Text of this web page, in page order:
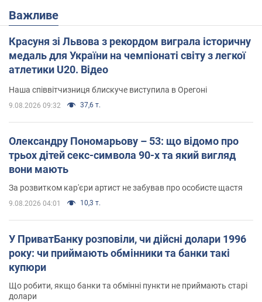
Важливе
Красуня зі Львова з рекордом виграла історичну
медаль для України на чемпіонаті світу з легкої
атлетики U20. Відео
Наша співвітчизниця блискуче виступила в Орегоні
9.08.2026 09:32 37,6 т.
Олександру Пономарьову – 53: що відомо про
трьох дітей секс-символа 90-х та який вигляд
вони мають
За розвитком кар'єри артист не забував про особисте щастя
9.08.2026 04:01 10,3 т.
У ПриватБанку розповіли, чи дійсні долари 1996
року: чи приймають обмінники та банки такі
купюри
Що робити, якщо банки та обмінні пункти не приймають старі
долари